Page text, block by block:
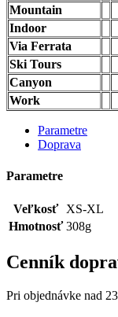
Mountain
Indoor
Via Ferrata
Ski Tours
Canyon
Work
Parametre
Doprava
Parametre
Veľkosť
XS-XL
Hmotnosť 308g
Cenník
Pri objednávke nad